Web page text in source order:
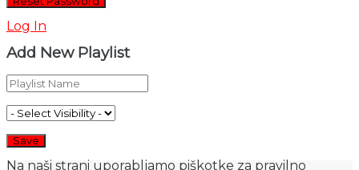
Log In
Add New Playlist
Na naši strani uporabljamo piškotke za pravilno